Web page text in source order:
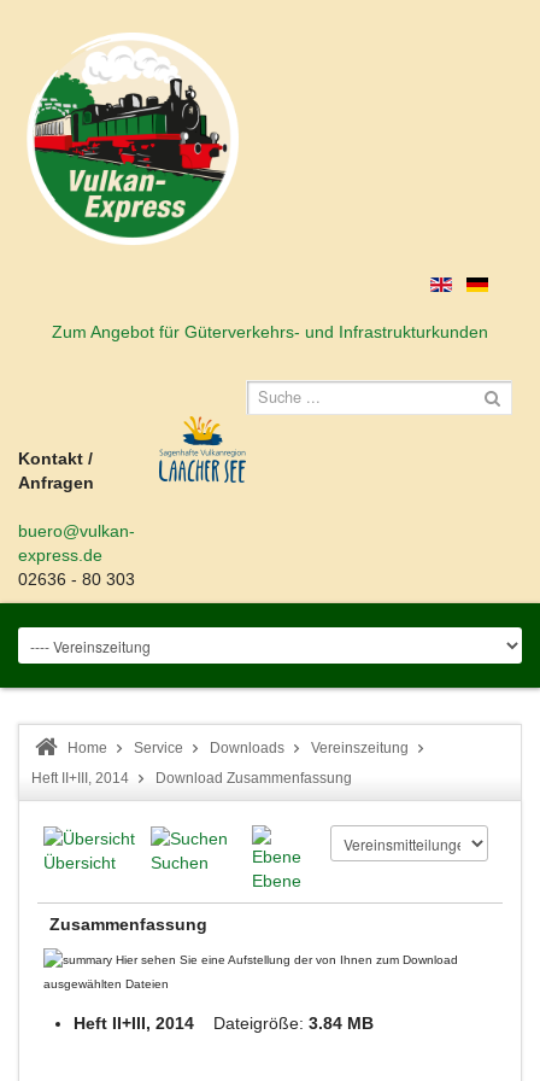
Zum Angebot für Güterverkehrs- und Infrastrukturkunden
Kontakt /
Anfragen
buero@vulkan-
express.de
02636 - 80 303
Home Service Downloads
Vereinszeitung
Heft II+III, 2014
Download Zusammenfassung
Übersicht
Suchen
Ebene
Zusammenfassung
Hier sehen Sie eine Aufstellung der von Ihnen zum Download
ausgewählten Dateien
Heft II+III, 2014 Dateigröße: 3.84 MB